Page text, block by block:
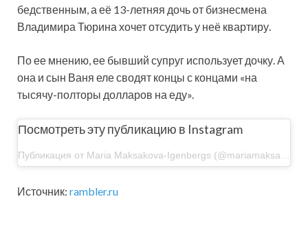
бедственным, а её 13-летняя дочь от бизнесмена
Владимира Тюрина хочет отсудить у неё квартиру.
По ее мнению, ее бывший супруг использует дочку. А
она и сын Ваня еле сводят концы с концами «на
тысячу-полторы долларов на еду».
Посмотреть эту публикацию в Instagram
Источник: rambler.ru